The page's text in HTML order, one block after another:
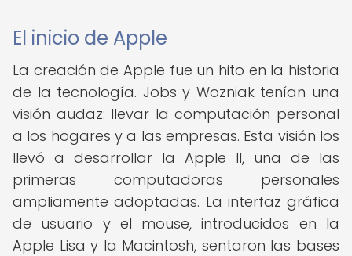
El inicio de Apple
La creación de Apple fue un hito en la historia
de la tecnología. Jobs y Wozniak tenían una
visión audaz: llevar la computación personal
a los hogares y a las empresas. Esta visión los
llevó a desarrollar la Apple II, una de las
primeras computadoras personales
ampliamente adoptadas. La interfaz gráfica
de usuario y el mouse, introducidos en la
Apple Lisa y la Macintosh, sentaron las bases